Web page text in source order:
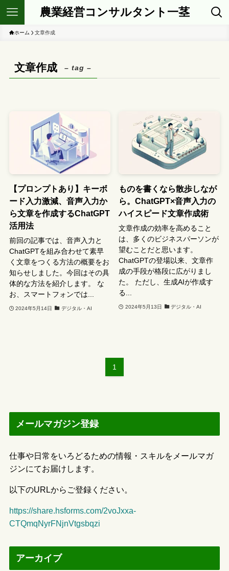
農業経営コンサルタント一茎
ホーム 文章作成
文章作成 – tag –
【プロンプトあり】キーボ
ード入力激減、音声入力か
ら文章を作成するChatGPT
活用法
前回の記事では、音声入力と
ChatGPTを組み合わせて素早
く文章をつくる方法の概要をお
知らせしました。今回はその具
体的な方法を紹介します。 な
お、スマートフォンでは...
2024年5月14日 デジタル・AI
ものを書くなら散歩しなが
ら。ChatGPT×音声入力の
ハイスピード文章作成術
文章作成の効率を高めること
は、多くのビジネスパーソンが
望むことだと思います。
ChatGPTの登場以来、文章作
成の手段が格段に広がりまし
た。 ただし、生成AIが作成す
る...
2024年5月13日 デジタル・AI
1
メールマガジン登録
仕事や日常をいろどるための情報・スキルをメールマガ
ジンにてお届けします。
以下のURLからご登録ください。
https://share.hsforms.com/2voJxxa-
CTQmqNyrFNjnVtgsbqzi
アーカイブ